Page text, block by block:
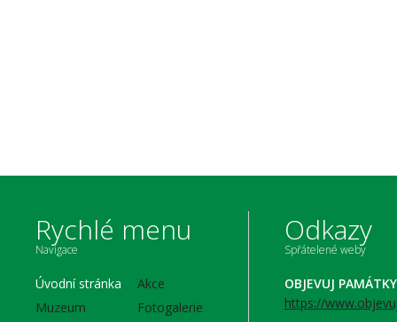
Rychlé menu
Navigace
Úvodní stránka
Muzeum
Akce
Fotogalerie
Odkazy
Spřátelené weby
OBJEVUJ PAMÁTKY
https://